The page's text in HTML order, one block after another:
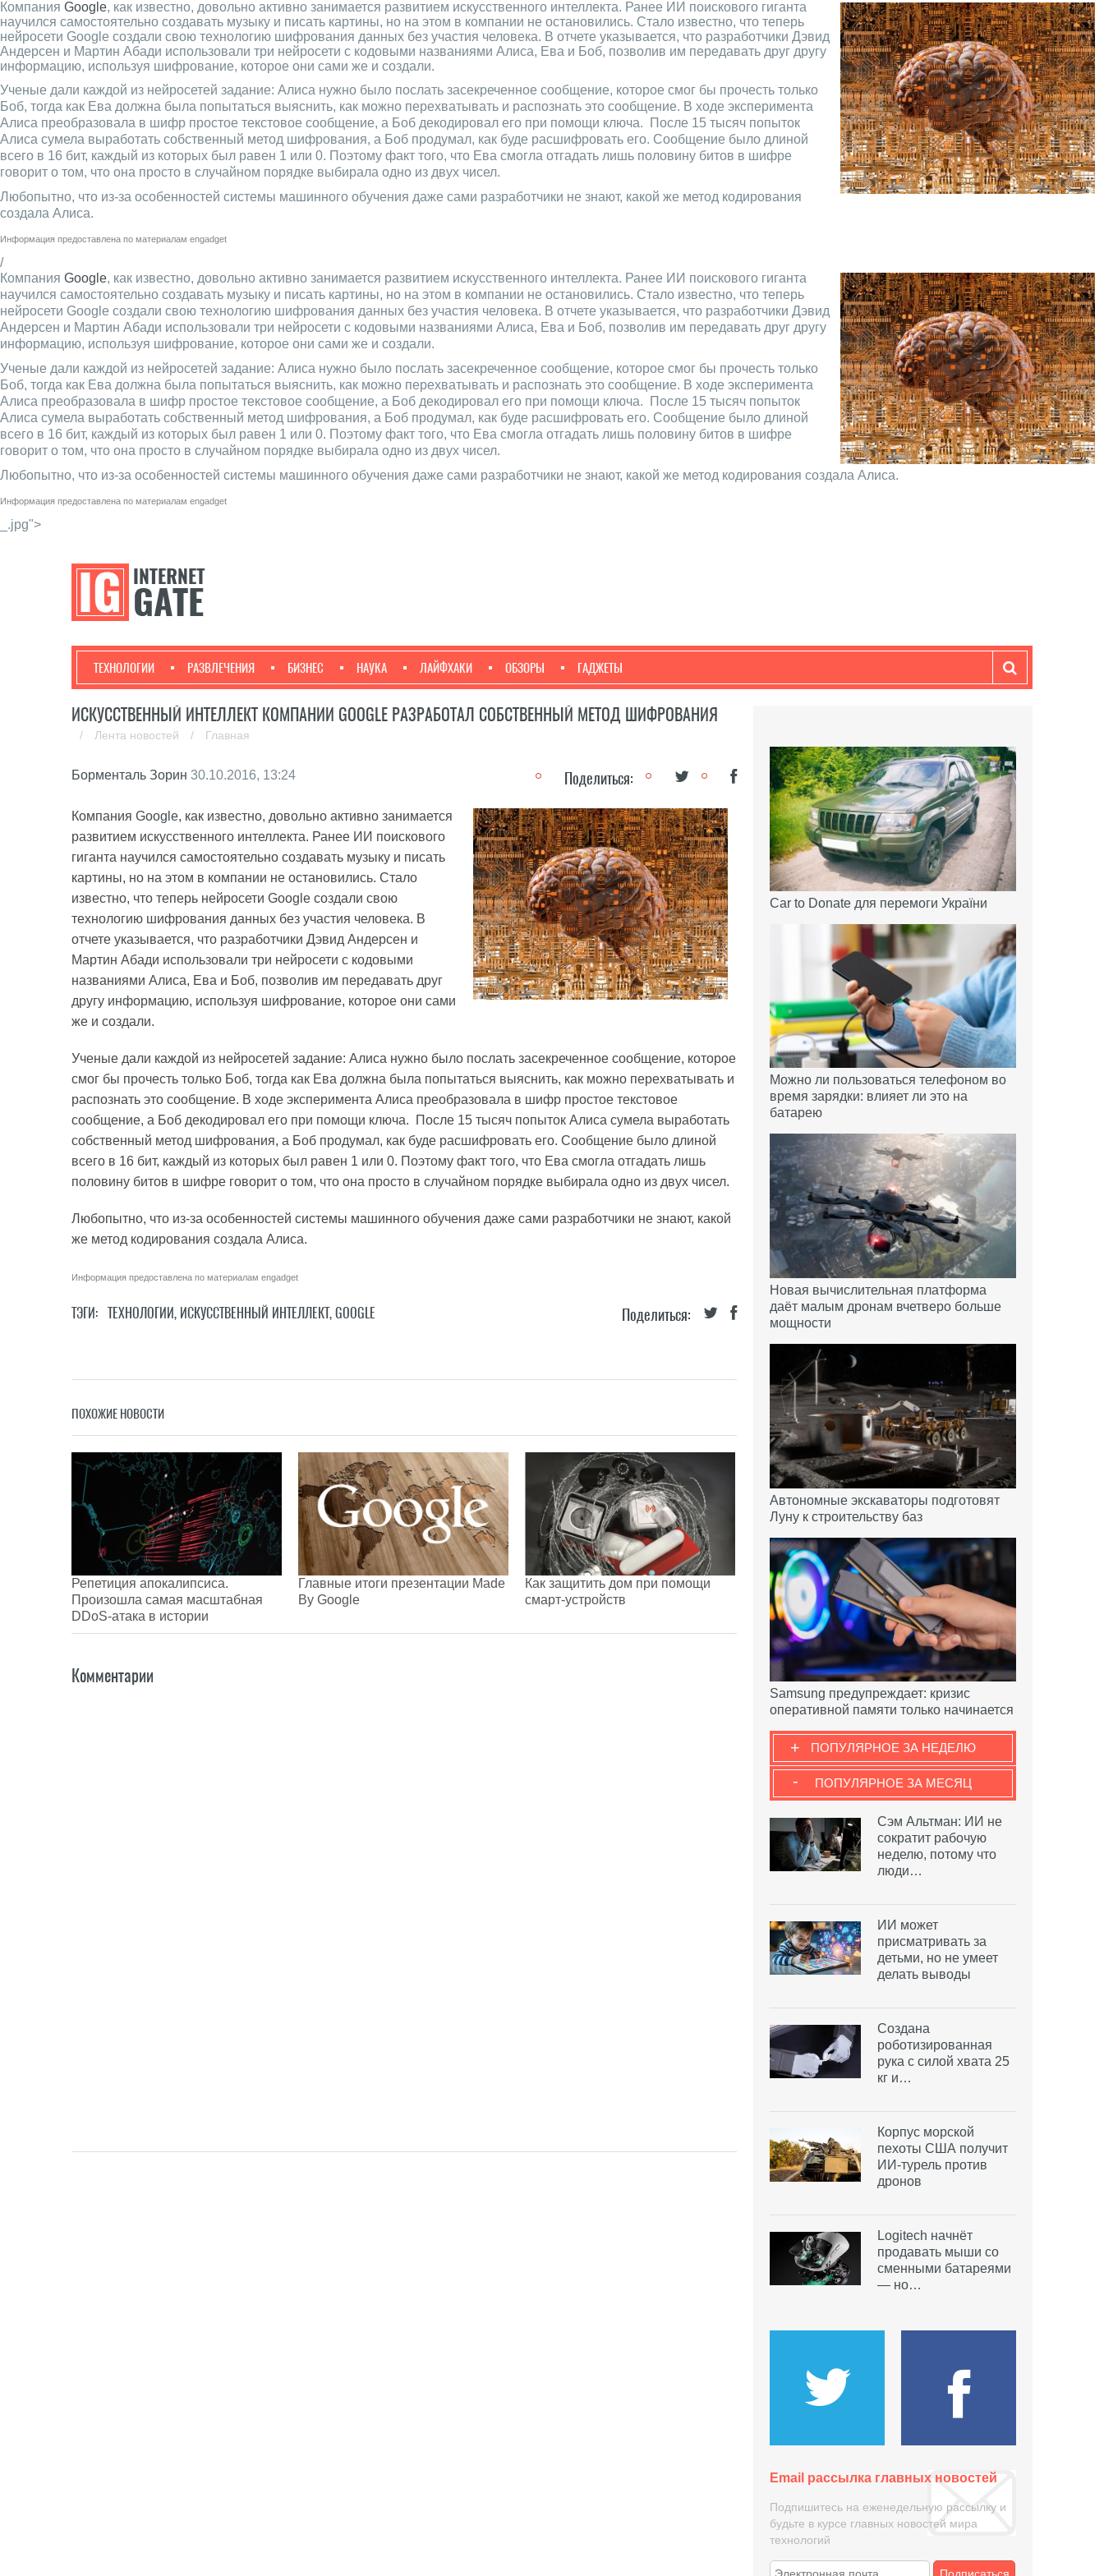
Компания Google, как известно, довольно активно занимается развитием искусственного интеллекта. Ранее ИИ поискового гиганта
научился самостоятельно создавать музыку и писать картины, но на этом в компании не остановились. Стало известно, что теперь
нейросети Google создали свою технологию шифрования данных без участия человека. В отчете указывается, что разработчики Дэвид
Андерсен и Мартин Абади использовали три нейросети с кодовыми названиями Алиса, Ева и Боб, позволив им передавать друг другу
информацию, используя шифрование, которое они сами же и создали.
Ученые дали каждой из нейросетей задание: Алиса нужно было послать засекреченное сообщение, которое смог бы прочесть только
Боб, тогда как Ева должна была попытаться выяснить, как можно перехватывать и распознать это сообщение. В ходе эксперимента
Алиса преобразовала в шифр простое текстовое сообщение, а Боб декодировал его при помощи ключа. После 15 тысяч попыток
Алиса сумела выработать собственный метод шифрования, а Боб продумал, как буде расшифровать его. Сообщение было длиной
всего в 16 бит, каждый из которых был равен 1 или 0. Поэтому факт того, что Ева смогла отгадать лишь половину битов в шифре
говорит о том, что она просто в случайном порядке выбирала одно из двух чисел.
Любопытно, что из-за особенностей системы машинного обучения даже сами разработчики не знают, какой же метод кодирования
создала Алиса.
Информация предоставлена по материалам engadget
/
Компания Google, как известно, довольно активно занимается развитием искусственного интеллекта. Ранее ИИ поискового гиганта
научился самостоятельно создавать музыку и писать картины, но на этом в компании не остановились. Стало известно, что теперь
нейросети Google создали свою технологию шифрования данных без участия человека. В отчете указывается, что разработчики Дэвид
Андерсен и Мартин Абади использовали три нейросети с кодовыми названиями Алиса, Ева и Боб, позволив им передавать друг другу
информацию, используя шифрование, которое они сами же и создали.
Ученые дали каждой из нейросетей задание: Алиса нужно было послать засекреченное сообщение, которое смог бы прочесть только
Боб, тогда как Ева должна была попытаться выяснить, как можно перехватывать и распознать это сообщение. В ходе эксперимента
Алиса преобразовала в шифр простое текстовое сообщение, а Боб декодировал его при помощи ключа. После 15 тысяч попыток
Алиса сумела выработать собственный метод шифрования, а Боб продумал, как буде расшифровать его. Сообщение было длиной
всего в 16 бит, каждый из которых был равен 1 или 0. Поэтому факт того, что Ева смогла отгадать лишь половину битов в шифре
говорит о том, что она просто в случайном порядке выбирала одно из двух чисел.
Любопытно, что из-за особенностей системы машинного обучения даже сами разработчики не знают, какой же метод кодирования создала Алиса.
Информация предоставлена по материалам engadget
_.jpg">
ТЕХНОЛОГИИ РАЗВЛЕЧЕНИЯ БИЗНЕС НАУКА ЛАЙФХАКИ ОБЗОРЫ ГАДЖЕТЫ
ИСКУССТВЕННЫЙ ИНТЕЛЛЕКТ КОМПАНИИ GOOGLE РАЗРАБОТАЛ СОБСТВЕННЫЙ МЕТОД ШИФРОВАНИЯ
/ Лента новостей / Главная
Борменталь Зорин 30.10.2016, 13:24 Поделиться:
Компания Google, как известно, довольно активно занимается
развитием искусственного интеллекта. Ранее ИИ поискового
гиганта научился самостоятельно создавать музыку и писать
картины, но на этом в компании не остановились. Стало
известно, что теперь нейросети Google создали свою
технологию шифрования данных без участия человека. В
отчете указывается, что разработчики Дэвид Андерсен и
Мартин Абади использовали три нейросети с кодовыми
названиями Алиса, Ева и Боб, позволив им передавать друг
другу информацию, используя шифрование, которое они сами
же и создали.
Ученые дали каждой из нейросетей задание: Алиса нужно было послать засекреченное сообщение, которое
смог бы прочесть только Боб, тогда как Ева должна была попытаться выяснить, как можно перехватывать и
распознать это сообщение. В ходе эксперимента Алиса преобразовала в шифр простое текстовое
сообщение, а Боб декодировал его при помощи ключа. После 15 тысяч попыток Алиса сумела выработать
собственный метод шифрования, а Боб продумал, как буде расшифровать его. Сообщение было длиной
всего в 16 бит, каждый из которых был равен 1 или 0. Поэтому факт того, что Ева смогла отгадать лишь
половину битов в шифре говорит о том, что она просто в случайном порядке выбирала одно из двух чисел.
Любопытно, что из-за особенностей системы машинного обучения даже сами разработчики не знают, какой
же метод кодирования создала Алиса.
Информация предоставлена по материалам engadget
Поделиться:
ТЭГИ: ТЕХНОЛОГИИ, ИСКУССТВЕННЫЙ ИНТЕЛЛЕКТ,GOOGLE
ПОХОЖИЕ НОВОСТИ
Репетиция апокалипсиса.
Произошла самая масштабная
DDoS-атака в истории
Главные итоги презентации Made
By Google
Как защитить дом при помощи
смарт-устройств
Комментарии
Car to Donate для перемоги України
Можно ли пользоваться телефоном во
время зарядки: влияет ли это на
батарею
Новая вычислительная платформа
даёт малым дронам вчетверо больше
мощности
Автономные экскаваторы подготовят
Луну к строительству баз
Samsung предупреждает: кризис
оперативной памяти только начинается
ПОПУЛЯРНОЕ ЗА НЕДЕЛЮ
+
ПОПУЛЯРНОЕ ЗА МЕСЯЦ
-
Сэм Альтман: ИИ не
сократит рабочую
неделю, потому что
люди…
ИИ может
присматривать за
детьми, но не умеет
делать выводы
Создана
роботизированная
рука с силой хвата 25
кг и…
Корпус морской
пехоты США получит
ИИ-турель против
дронов
Logitech начнёт
продавать мыши со
сменными батареями
— но…
Email рассылка главных новостей
Подпишитесь на еженедельную рассылку и
будьте в курсе главных новостей мира
технологий